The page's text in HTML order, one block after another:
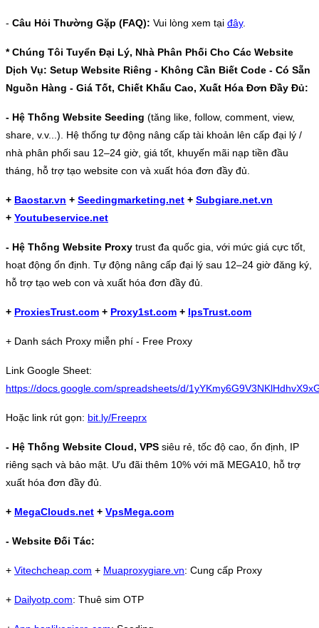
- Câu Hỏi Thường Gặp (FAQ): Vui lòng xem tại đây.
* Chúng Tôi Tuyển Đại Lý, Nhà Phân Phối Cho Các Website
Dịch Vụ: Setup Website Riêng - Không Cần Biết Code - Có Sẵn
Nguồn Hàng - Giá Tốt, Chiết Khấu Cao, Xuất Hóa Đơn Đầy Đủ:
- Hệ Thống Website Seeding (tăng like, follow, comment, view,
share, v.v...). Hệ thống tự động nâng cấp tài khoản lên cấp đại lý /
nhà phân phối sau 12–24 giờ, giá tốt, khuyến mãi nạp tiền đầu
tháng, hỗ trợ tạo website con và xuất hóa đơn đầy đủ.
+ Baostar.vn + Seedingmarketing.net + Subgiare.net.vn
+ Youtubeservice.net
- Hệ Thống Website Proxy trust đa quốc gia, với mức giá cực tốt,
hoạt động ổn định. Tự động nâng cấp đại lý sau 12–24 giờ đăng ký,
hỗ trợ tạo web con và xuất hóa đơn đầy đủ.
+ ProxiesTrust.com + Proxy1st.com + IpsTrust.com
+ Danh sách Proxy miễn phí - Free Proxy
Link Google Sheet:
https://docs.google.com/spreadsheets/d/
Hoặc link rút gọn: bit.ly/Freeprx
- Hệ Thống Website Cloud, VPS siêu rẻ, tốc độ cao, ổn định, IP
riêng sạch và bảo mật. Ưu đãi thêm 10% với mã MEGA10, hỗ trợ
xuất hóa đơn đầy đủ.
+ MegaClouds.net + VpsMega.com
- Website Đối Tác:
+ Vitechcheap.com + Muaproxygiare.vn: Cung cấp Proxy
+ Dailyotp.com: Thuê sim OTP